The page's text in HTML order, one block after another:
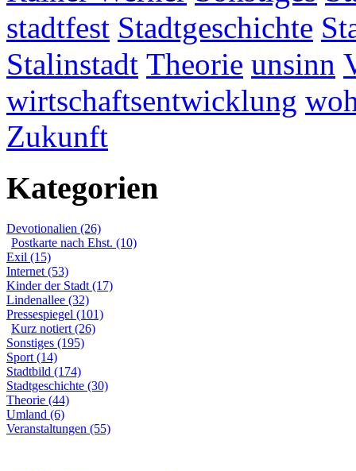
stadtfest Stadtgeschichte
Stalinstadt Theorie unsinn
wirtschaftsentwicklung
Zukunft
Kategorien
Devotionalien (26)
Postkarte nach Ehst. (10)
Exil (15)
Internet (53)
Kinder der Stadt (17)
Lindenallee (32)
Pressespiegel (101)
Kurz notiert (26)
Sonstiges (195)
Sport (14)
Stadtbild (174)
Stadtgeschichte (30)
Theorie (44)
Umland (6)
Veranstaltungen (55)